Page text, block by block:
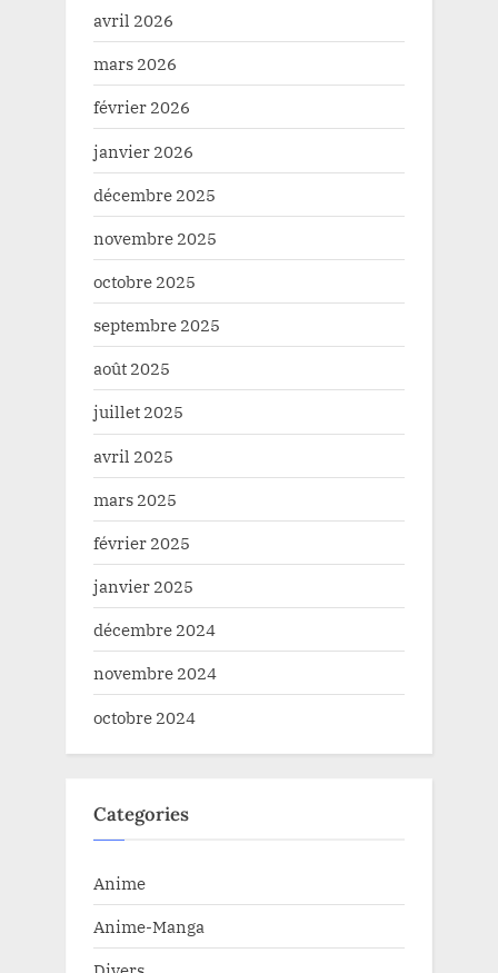
avril 2026
mars 2026
février 2026
janvier 2026
décembre 2025
novembre 2025
octobre 2025
septembre 2025
août 2025
juillet 2025
avril 2025
mars 2025
février 2025
janvier 2025
décembre 2024
novembre 2024
octobre 2024
Categories
Anime
Anime-Manga